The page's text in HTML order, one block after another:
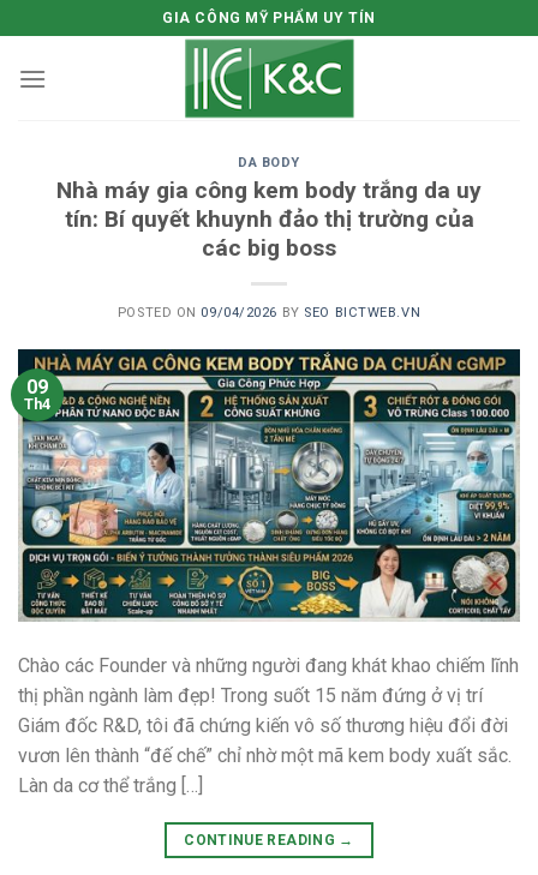
to
content
GIA CÔNG MỸ PHẨM UY TÍN
DA BODY
Nhà máy gia công kem body trắng da uy
tín: Bí quyết khuynh đảo thị trường của
các big boss
POSTED ON 09/04/2026 BY SEO BICTWEB.VN
09
Th4
Chào các Founder và những người đang khát khao chiếm lĩnh
thị phần ngành làm đẹp! Trong suốt 15 năm đứng ở vị trí
Giám đốc R&D, tôi đã chứng kiến vô số thương hiệu đổi đời
vươn lên thành “đế chế” chỉ nhờ một mã kem body xuất sắc.
Làn da cơ thể trắng […]
CONTINUE READING →